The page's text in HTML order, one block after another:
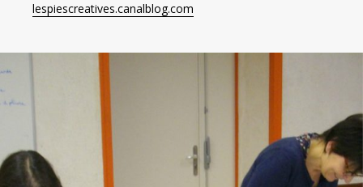
lespiescreatives.canalblog.com